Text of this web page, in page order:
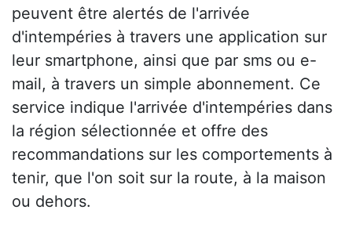
peuvent être alertés de l'arrivée
d'intempéries à travers une application sur
leur smartphone, ainsi que par sms ou e-
mail, à travers un simple abonnement. Ce
service indique l'arrivée d'intempéries dans
la région sélectionnée et offre des
recommandations sur les comportements à
tenir, que l'on soit sur la route, à la maison
ou dehors.